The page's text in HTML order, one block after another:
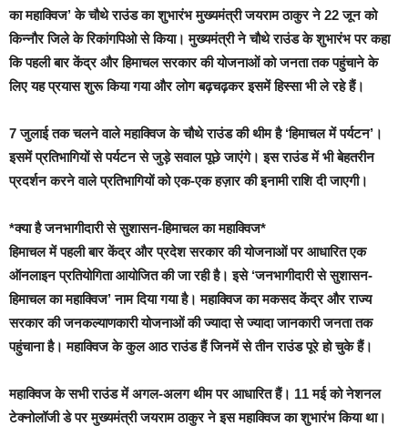
का महाक्विज’ के चौथे राउंड का शुभारंभ मुख्यमंत्री जयराम ठाकुर ने 22 जून को
किन्नौर जिले के रिकांगपिओ से किया। मुख्यमंत्री ने चौथे राउंड के शुभारंभ पर कहा
कि पहली बार केंद्र और हिमाचल सरकार की योजनाओं को जनता तक पहुंचाने के
लिए यह प्रयास शुरू किया गया और लोग बढ़चढ़कर इसमें हिस्सा भी ले रहे हैं।
7 जुलाई तक चलने वाले महाक्विज के चौथे राउंड की थीम है ‘हिमाचल में पर्यटन’।
इसमें प्रतिभागियों से पर्यटन से जुड़े सवाल पूछे जाएंगे। इस राउंड में भी बेहतरीन
प्रदर्शन करने वाले प्रतिभागियों को एक-एक हज़ार की इनामी राशि दी जाएगी।
*क्या है जनभागीदारी से सुशासन-हिमाचल का महाक्विज*
हिमाचल में पहली बार केंद्र और प्रदेश सरकार की योजनाओं पर आधारित एक
ऑनलाइन प्रतियोगिता आयोजित की जा रही है। इसे ‘जनभागीदारी से सुशासन-
हिमाचल का महाक्विज’ नाम दिया गया है। महाक्विज का मकसद केंद्र और राज्य
सरकार की जनकल्याणकारी योजनाओं की ज्यादा से ज्यादा जानकारी जनता तक
पहुंचाना है। महाक्विज के कुल आठ राउंड हैं जिनमें से तीन राउंड पूरे हो चुके हैं।
महाक्विज के सभी राउंड में अगल-अलग थीम पर आधारित हैं। 11 मई को नेशनल
टेक्नोलॉजी डे पर मुख्यमंत्री जयराम ठाकुर ने इस महाक्विज का शुभारंभ किया था।